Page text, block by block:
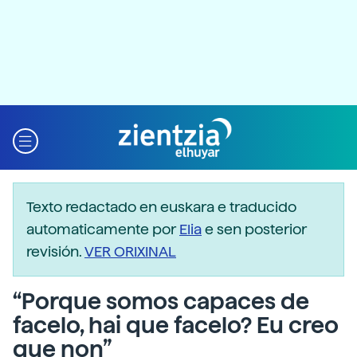
Texto redactado en euskara e traducido
automaticamente porEliae sen posterior
revisión.VER ORIXINAL
“Porque somos capaces de
facelo, hai que facelo? Eu creo
que non”